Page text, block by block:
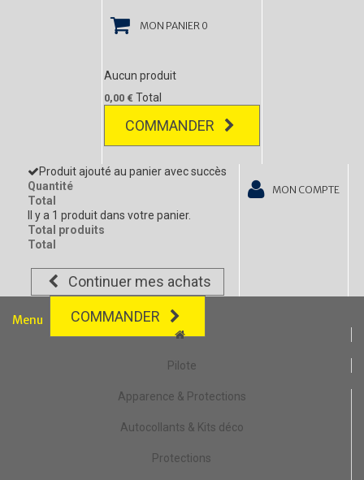
MON PANIER 0
Aucun produit
0,00 € Total
COMMANDER
Produit ajouté au panier avec succès
Quantité
Total
Il y a 1 produit dans votre panier.
Total produits
Total
Continuer mes achats
COMMANDER
MON COMPTE
Menu
Pilote
Apparence & Protections
Autocollants & Kits déco
Protections